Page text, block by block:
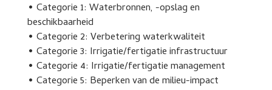
• Categorie 1: Waterbronnen, -opslag en
beschikbaarheid
• Categorie 2: Verbetering waterkwaliteit
• Categorie 3: Irrigatie/fertigatie infrastructuur
• Categorie 4: Irrigatie/fertigatie management
• Categorie 5: Beperken van de milieu-impact